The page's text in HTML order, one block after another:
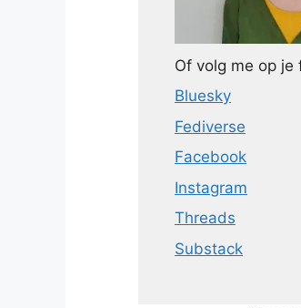
Of volg me op je
Bluesky
Fediverse
Facebook
Instagram
Threads
Substack